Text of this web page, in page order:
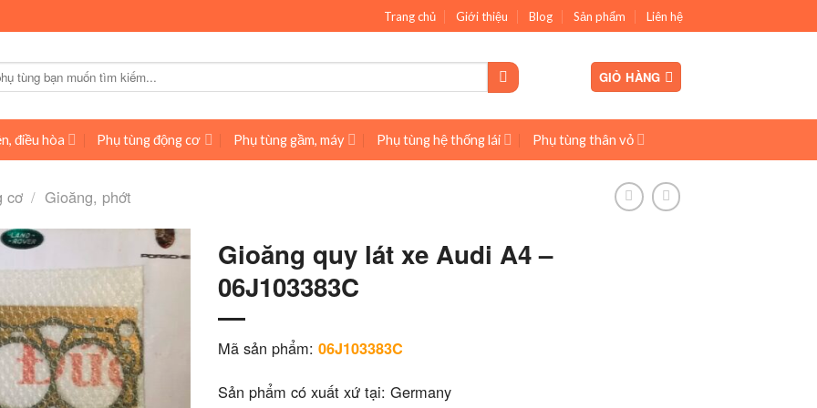
Trang chủ Giới thiệu Blog Sản phẩm Liên hệ
GIỎ HÀNG
điều hòa Phụ tùng động cơ Phụ tùng gầm, máy Phụ tùng hệ thống lái Phụ tùng thân vỏ
cơ / Gioăng, phớt
Gioăng quy lát xe Audi A4 –
06J103383C
Mã sản phẩm: 06J103383C
Sản phẩm có xuất xứ tại: Germany